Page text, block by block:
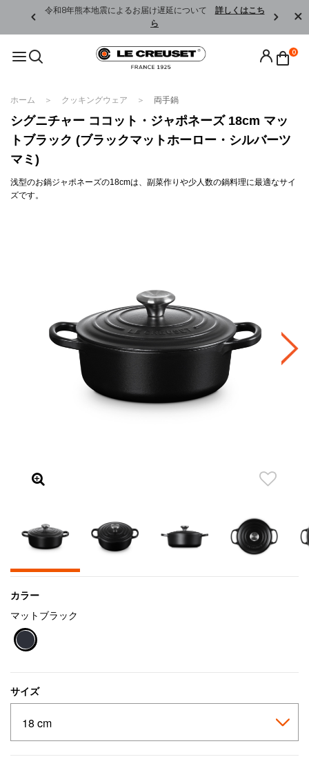
令和8年熊本地震によるお届け遅延について 詳しくはこち
ら
0
ホーム クッキングウェア 両手鍋
シグニチャー ココット・ジャポネーズ 18cm マッ
トブラック (ブラックマットホーロー・シルバーツ
マミ)
浅型のお鍋ジャポネーズの18cmは、副菜作りや少人数の鍋料理に最適なサイ
ズです。
カラー
マットブラック
サイズ